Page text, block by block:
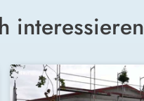
interessieren